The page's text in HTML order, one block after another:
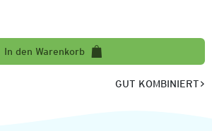
In den Warenkorb
GUT KOMBINIERT